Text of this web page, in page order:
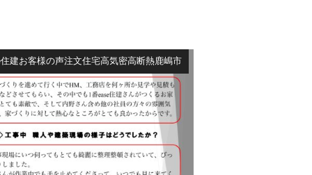
建お客様の声注文住宅高気密高断熱鹿嶋市